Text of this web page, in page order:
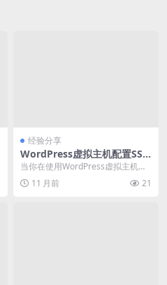
经验分享
WordPress虚拟主机配置SSL
证书失败排查与解决
当你在使用WordPress虚拟主机搭
建网站时，配置ssl证书是保障网站
安全的关...
11 月前 21